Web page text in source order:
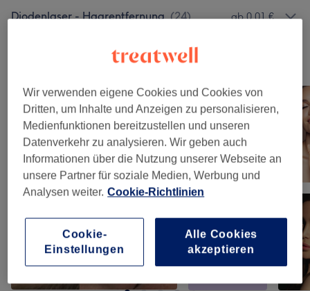
Diodenlaser - Haarentfernung (24) ab 0,01 €
Wir verwenden eigene Cookies und Cookies von
Dritten, um Inhalte und Anzeigen zu personalisieren,
Medienfunktionen bereitzustellen und unseren
Datenverkehr zu analysieren. Wir geben auch
Informationen über die Nutzung unserer Webseite an
unsere Partner für soziale Medien, Werbung und
Analysen weiter. Cookie-Richtlinien
Cookie-
Einstellungen
Alle Cookies
akzeptieren